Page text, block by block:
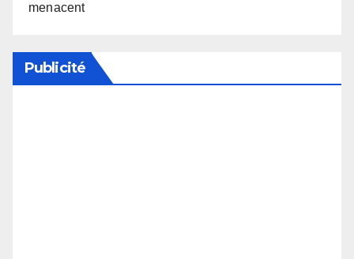
menacent
Publicité